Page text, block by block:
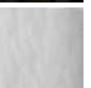
الخميس 6 أغسطس 2026 10:27 ص